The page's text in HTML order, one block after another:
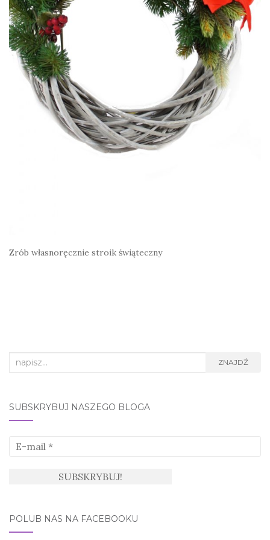
Zrób własnoręcznie stroik świąteczny
Search
ZNAJDŹ
SUBSKRYBUJ NASZEGO BLOGA
POLUB NAS NA FACEBOOKU